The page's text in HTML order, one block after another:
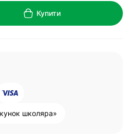
Купити
школяра»